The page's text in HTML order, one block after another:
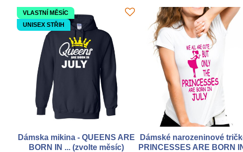
VLASTNÍ MĚSÍC
UNISEX STŘIH
Dámska mikina - QUEENS ARE
BORN IN ... (zvolte měsíc)
Dámské narozeninové
PRINCESSES ARE BORN